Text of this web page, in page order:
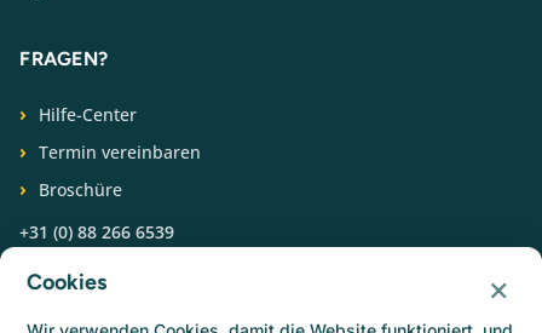
FRAGEN?
Hilfe-Center
Termin vereinbaren
Broschüre
+31 (0) 88 266 6539
FOLGEN SIE UNS
Cookies ×